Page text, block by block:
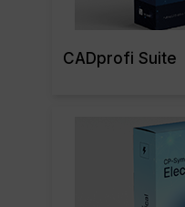
CADprofi Suite